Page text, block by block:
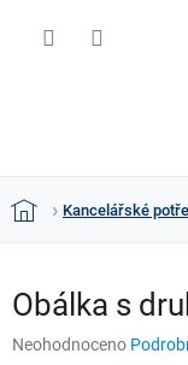
DomůKancelářské
Obálka s
Průměrné
Neohodnoceno